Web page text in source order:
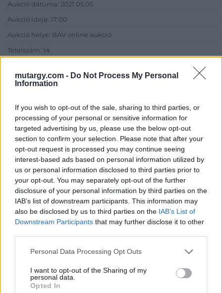
mutargy.com - Do Not Process My Personal
Information
If you wish to opt-out of the sale, sharing to third parties, or
processing of your personal or sensitive information for
targeted advertising by us, please use the below opt-out
section to confirm your selection. Please note that after your
opt-out request is processed you may continue seeing
interest-based ads based on personal information utilized by
us or personal information disclosed to third parties prior to
your opt-out. You may separately opt-out of the further
disclosure of your personal information by third parties on the
IAB’s list of downstream participants. This information may
also be disclosed by us to third parties on the IAB’s List of
Downstream Participants that may further disclose it to other
Personal Data Processing Opt Outs
I want to opt-out of the Sharing of my
personal data.
Opted In
Aukció dátuma: 2021.05.05
Aukció ideje: 17:00
Aukció helye: BÁV online aukció
Tételszám: 14
Eladó adatai
Galéria
1027 Budapest, Csalogány u.
23-33.
Telefon: (06 1) 331 0513
Weboldal: http://bav-art.hu
Bemutatkozás: Az ország legnagyobb múltú, 240 esztendeje
jogfolytonosan működő magyar vállalkozásaként a BÁV ZRt.
óriási tapasztalatával, szakmai tekintélyével és
megbízhatóságával hagyományosan a magyar
megújult BÁV Aukciósház mára a magyarországi
műkereskedelem egyik legfontosabb színterévé, kereskedelmi
műkereskedelmi üzlethálózatával rendelkező BÁV ZRt.
felkészült munkatársai a hét hat napján állnak a műtárgyat
eladni, vagy venni kívánók rendelkezésére.